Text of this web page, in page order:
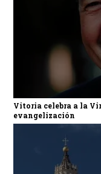
Vitoria celebra a la
evangelización